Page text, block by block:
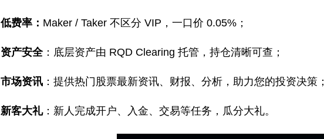
低费率： Maker / Taker 不区分 VIP，⼀⼝价 0.05%；
资产安全：底层资产由 RQD Clearing 托管，持仓清晰可查；
市场资讯 ：提供热门股票最新资讯、财报、分析，助力您的投资决策；
新客大礼：新人完成开户、入金、交易等任务，瓜分大礼。